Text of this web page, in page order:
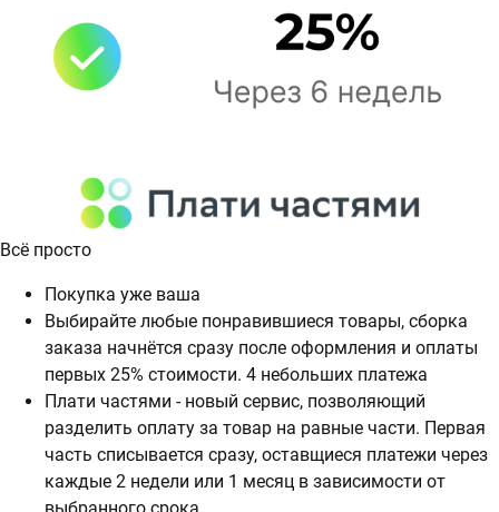
Всё просто
Покупка уже ваша
Выбирайте любые понравившиеся товары, сборка
заказа начнётся сразу после оформления и оплаты
первых 25% стоимости. 4 небольших платежа
Плати частями - новый сервис, позволяющий
разделить оплату за товар на равные части. Первая
часть списывается сразу, оставщиеся платежи через
каждые 2 недели или 1 месяц в зависимости от